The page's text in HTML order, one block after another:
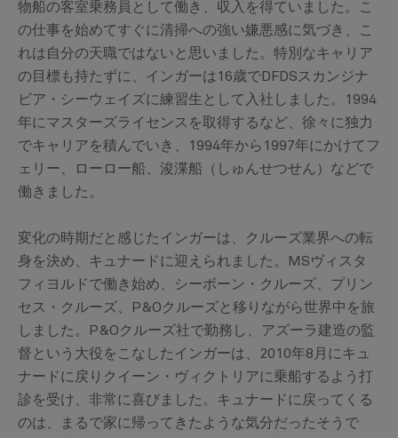
物船の客室乗務員として働き、収入を得ていました。こ
の仕事を始めてすぐに清掃への強い嫌悪感に気づき、こ
れは自分の天職ではないと思いました。特別なキャリア
の目標も持たずに、インガーは16歳でDFDSスカンジナ
ビア・シーウェイズに練習生として入社しました。1994
年にマスターズライセンスを取得するなど、徐々に独力
でキャリアを積んでいき、1994年から1997年にかけてフ
ェリー、ローロー船、浚渫船（しゅんせつせん）などで
働きました。
変化の時期だと感じたインガーは、クルーズ業界への転
身を決め、キュナードに迎えられました。MSヴィスタ
フィヨルドで働き始め、シーボーン・クルーズ、プリン
セス・クルーズ、P&Oクルーズと移りながら世界中を旅
しました。P&Oクルーズ社で勤務し、アズーラ建造の監
督という大役をこなしたインガーは、2010年8月にキュ
ナードに戻りクイーン・ヴィクトリアに乗船するよう打
診を受け、非常に喜びました。キュナードに戻ってくる
のは、まるで家に帰ってきたような気分だったそうで